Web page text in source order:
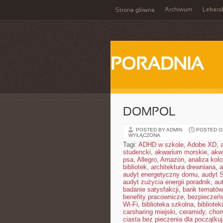
Strona główna Archiwum
PORADNIA
DOMPOL
POSTED BY ADMIN POSTED
WYŁĄCZONA
Tagi: ADHD w szkole, Adobe XD,
studencki, akwarium morskie,
psa, Allegro, Amazon, analiza
bibliotek, architektura drewniana,
audyt energetyczny domu, audyt
audyt zużycia energii poradnik,
badanie satysfakcji, bank
benefity pracownicze,
Wi-Fi, biblioteka szkolna,
carsharing miejski, ceramidy,
ciasta bez pieczenia dla